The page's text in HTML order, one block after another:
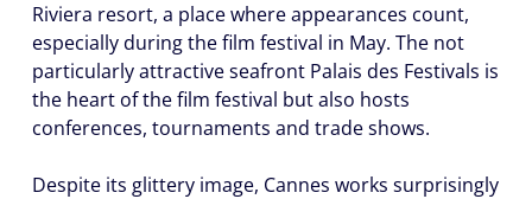
Riviera resort, a place where appearances count,
especially during the film festival in May. The not
particularly attractive seafront Palais des Festivals is
the heart of the film festival but also hosts
conferences, tournaments and trade shows.
Despite its glittery image, Cannes works surprisingly